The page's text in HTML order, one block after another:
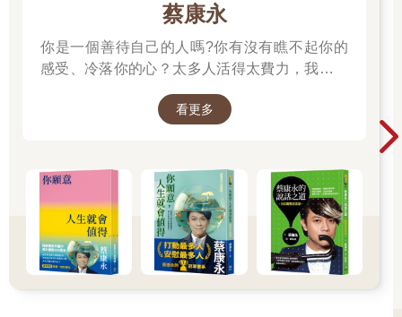
蔡康永
你是一個善待自己的人嗎?你有沒有瞧不起你的
感受、冷落你的心？太多人活得太費力，我想為
舒服、也更滿足的方法。所以我寫了這本書。
看更多